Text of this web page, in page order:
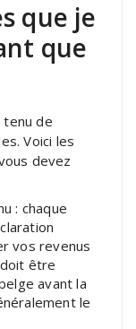
que je
que
tenu de
Voici les
devez
: chaque
vos revenus
être
avant la
le